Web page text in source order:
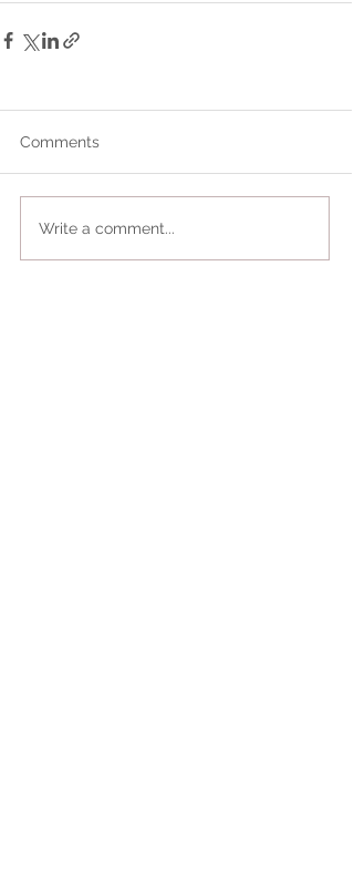
Comments
Write a comment...